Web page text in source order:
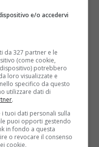
e/o accedervi
da 327 partner e le
(come cookie,
potrebbero
loro visualizzate e
specifico da questo
utilizzare dati di
.
tuoi dati personali sulla
puoi opporti gestendo
in fondo a questa
o revocare il consenso
cookie.